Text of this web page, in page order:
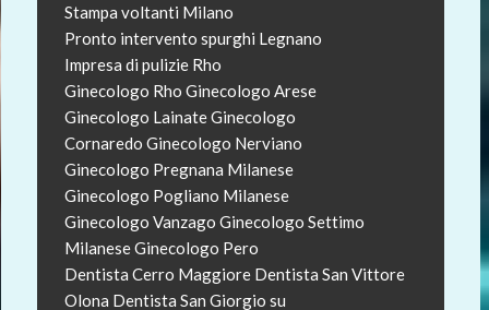
Stampa voltanti Milano
Pronto intervento spurghi Legnano
Impresa di pulizie Rho
Ginecologo Rho Ginecologo Arese
Ginecologo LainateGinecologo
Cornaredo Ginecologo Nerviano
Ginecologo Pregnana Milanese
Ginecologo Pogliano Milanese
Ginecologo Vanzago Ginecologo Settimo
MilaneseGinecologo Pero
Dentista Cerro Maggiore Dentista San Vittore
Olona Dentista San Giorgio su